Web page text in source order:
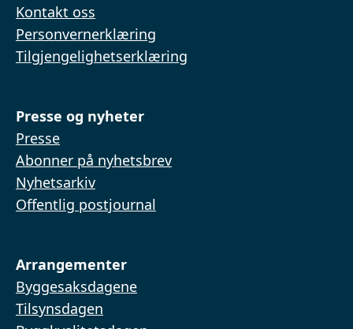
Kontakt oss
Personvernerklæring
Tilgjengelighetserklæring
Presse og nyheter
Presse
Abonner på nyhetsbrev
Nyhetsarkiv
Offentlig postjournal
Arrangementer
Byggesaksdagene
Tilsynsdagen